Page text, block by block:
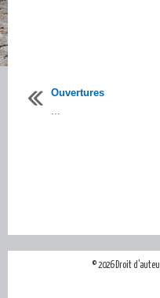
Ouvertures
© 2026 Droit